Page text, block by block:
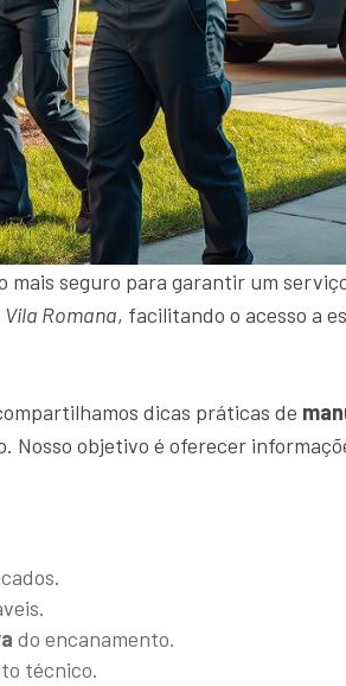
mais seguro para garantir um
Romana, facilitando o acesso a
dicas práticas de
Nosso objetivo é oferecer
do encanamento.
técnico.